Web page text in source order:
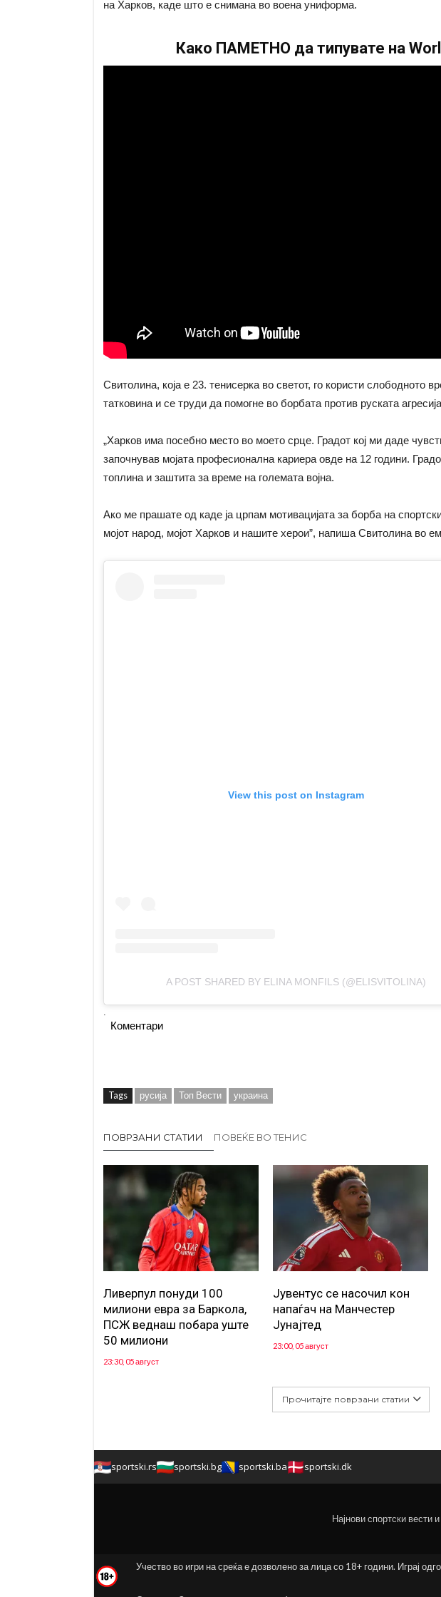
на Харков, каде што е снимана во воена униформа.
Како ПАМЕТНО да типувате на
Свитолина, која е 23. тенисерка во светот, го користи слободното
татковина и се труди да помогне во борбата против руската
„Харков има посебно место во моето срце. Градот кој ми даде
започнував мојата професионална кариера овде на 12 години.
топлина и заштита за време на големата војна.
Ако ме прашате од каде ја црпам мотивацијата за борба на
мојот народ, мојот Харков и нашите херои”, напиша Свитолина во
View this post on Instagram
A POST SHARED BY ELINA MONFILS (@ELISVITOLINA)
Коментари
Tags русија Топ Вести украина
ПОВРЗАНИ СТАТИИ ПОВЕЌЕ ВО ТЕНИС
Ливерпул понуди 100
милиони евра за Баркола,
ПСЖ веднаш побара уште
50 милиони
23:30, 05 август
Јувентус се насочил кон
напаѓач на Манчестер
Јунајтед
23:00, 05 август
Прочитајте поврзани статии
sportski.rs sportski.bg sportski.ba sportski.dk
Најнови спортски вести
Учество во игри на среќа е дозволено за лица со 18+ години. Играј